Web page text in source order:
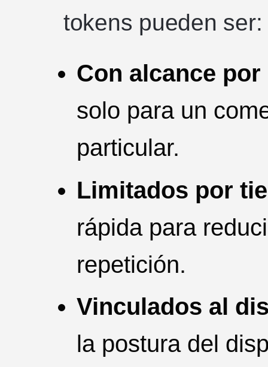
tokens pueden ser:
Con alcance
solo para un
particular.
Limitados por
rápida para
repetición.
Vinculados al
la postura del